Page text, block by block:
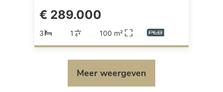
€ 289.000
3 1 100 m²
Meer weergeven